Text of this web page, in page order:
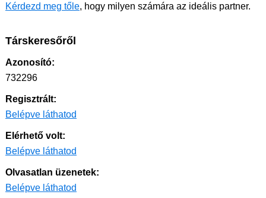
Kérdezd meg tőle, hogy milyen számára az ideális partner.
Társkeresőről
Azonosító:
732296
Regisztrált:
Belépve láthatod
Elérhető volt:
Belépve láthatod
Olvasatlan üzenetek:
Belépve láthatod